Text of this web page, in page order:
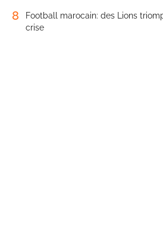
8
Football marocain: des Lions
crise